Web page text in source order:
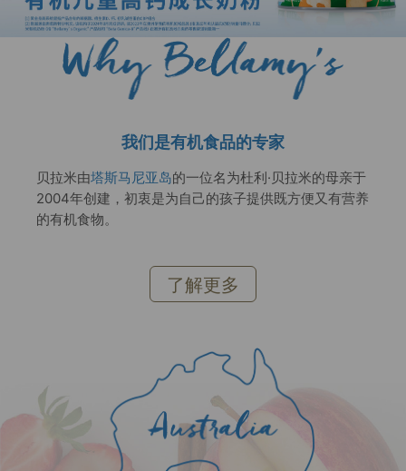
我们是有机食品的专家
贝拉米由塔斯马尼亚岛的一位名为杜利·贝拉米的母亲于
2004年创建，初衷是为自己的孩子提供既方便又有营养
的有机食物。
了解更多